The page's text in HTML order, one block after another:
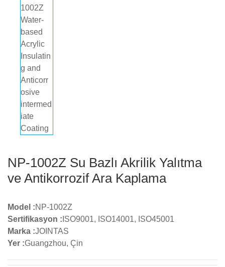
NP-1002Z Su Bazlı Akrilik Yalıtma
ve Antikorrozif Ara Kaplama
Model :NP-1002Z
Sertifikasyon : ISO9001, ISO14001, ISO45001
Marka :JOINTAS
Yer :Guangzhou, Çin